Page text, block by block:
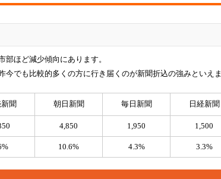
ほど減少傾向にあります。
でも比較的多くの方に行き届くのが新聞折込の強みといえま
聞 朝日新聞 毎日新聞 日経新聞
4,850 1,950 1,500
10.6% 4.3% 3.3%